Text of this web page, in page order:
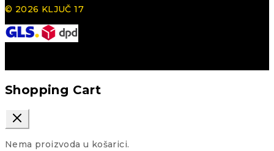
© 2026 KLJUČ 17
Shopping Cart
Nema proizvoda u košarici.